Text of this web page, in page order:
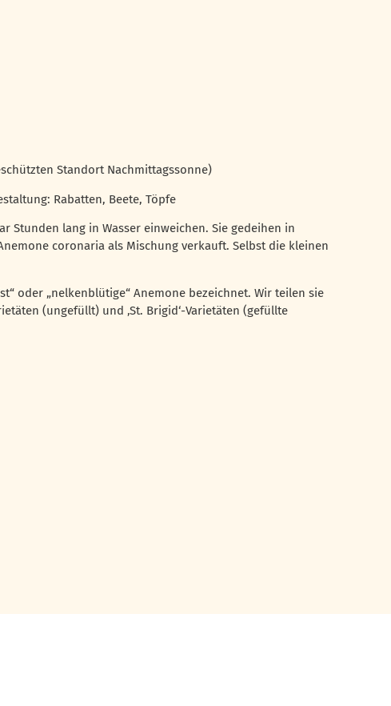
Standort Nachmittagssonne)
Rabatten, Beete, Töpfe
Stunden lang in Wasser einweichen. Sie gedeihen in
coronaria als Mischung verkauft. Selbst die kleinen
oder „nelkenblütige“ Anemone bezeichnet. Wir teilen sie
(ungefüllt) und ‚St. Brigid‘-Varietäten (gefüllte